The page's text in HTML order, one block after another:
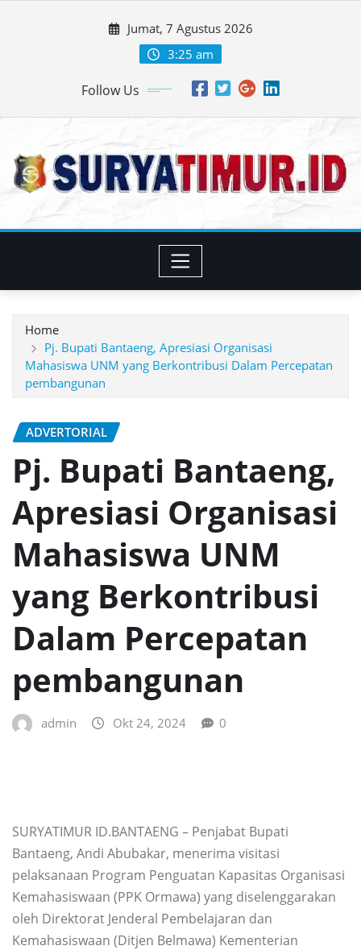
Jumat, 7 Agustus 2026
3:25 am
Follow Us
Home
Pj. Bupati Bantaeng, Apresiasi Organisasi
Mahasiswa UNM yang Berkontribusi Dalam Percepatan
pembangunan
ADVERTORIAL
Pj. Bupati Bantaeng,
Apresiasi Organisasi
Mahasiswa UNM
yang Berkontribusi
Dalam Percepatan
pembangunan
admin Okt 24, 2024 0
SURYATIMUR ID.BANTAENG – Penjabat Bupati
Bantaeng, Andi Abubakar, menerima visitasi
pelaksanaan Program Penguatan Kapasitas Organisasi
Kemahasiswaan (PPK Ormawa) yang diselenggarakan
oleh Direktorat Jenderal Pembelajaran dan
Kemahasiswaan (Ditjen Belmawa) Kementerian